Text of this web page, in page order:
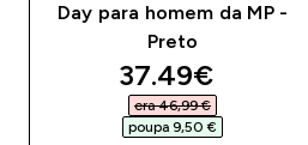
Day para homem da MP -
Preto
discounted
37.49€‎
era 46,99 €‎
poupa 9,50 €‎